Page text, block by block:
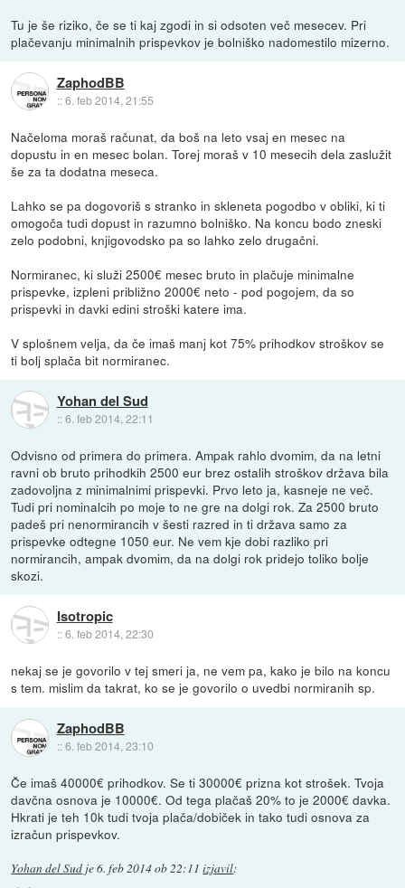
Tu je še riziko, če se ti kaj zgodi in si odsoten več mesecev. Pri
plačevanju minimalnih prispevkov je bolniško nadomestilo mizerno.
ZaphodBB
::6. feb 2014, 21:55
Načeloma moraš računat, da boš na leto vsaj en mesec na
dopustu in en mesec bolan. Torej moraš v 10 mesecih dela zaslužit
še za ta dodatna meseca.
Lahko se pa dogovoriš s stranko in skleneta pogodbo v obliki, ki ti
omogoča tudi dopust in razumno bolniško. Na koncu bodo zneski
zelo podobni, knjigovodsko pa so lahko zelo drugačni.
Normiranec, ki služi 2500€ mesec bruto in plačuje minimalne
prispevke, izpleni približno 2000€ neto - pod pogojem, da so
prispevki in davki edini stroški katere ima.
V splošnem velja, da če imaš manj kot 75% prihodkov stroškov se
ti bolj splača bit normiranec.
Yohan del Sud
::6. feb 2014, 22:11
Odvisno od primera do primera. Ampak rahlo dvomim, da na letni
ravni ob bruto prihodkih 2500 eur brez ostalih stroškov država bila
zadovoljna z minimalnimi prispevki. Prvo leto ja, kasneje ne več.
Tudi pri nominalcih po moje to ne gre na dolgi rok. Za 2500 bruto
padeš pri nenormirancih v šesti razred in ti država samo za
prispevke odtegne 1050 eur. Ne vem kje dobi razliko pri
normirancih, ampak dvomim, da na dolgi rok pridejo toliko bolje
skozi.
Isotropic
::6. feb 2014, 22:30
nekaj se je govorilo v tej smeri ja, ne vem pa, kako je bilo na koncu
s tem. mislim da takrat, ko se je govorilo o uvedbi normiranih sp.
ZaphodBB
::6. feb 2014, 23:10
Če imaš 40000€ prihodkov. Se ti 30000€ prizna kot strošek. Tvoja
davčna osnova je 10000€. Od tega plačaš 20% to je 2000€ davka.
Hkrati je teh 10k tudi tvoja plača/dobiček in tako tudi osnova za
izračun prispevkov.
Yohan del Sud je6. feb 2014 ob 22:11 izjavil: